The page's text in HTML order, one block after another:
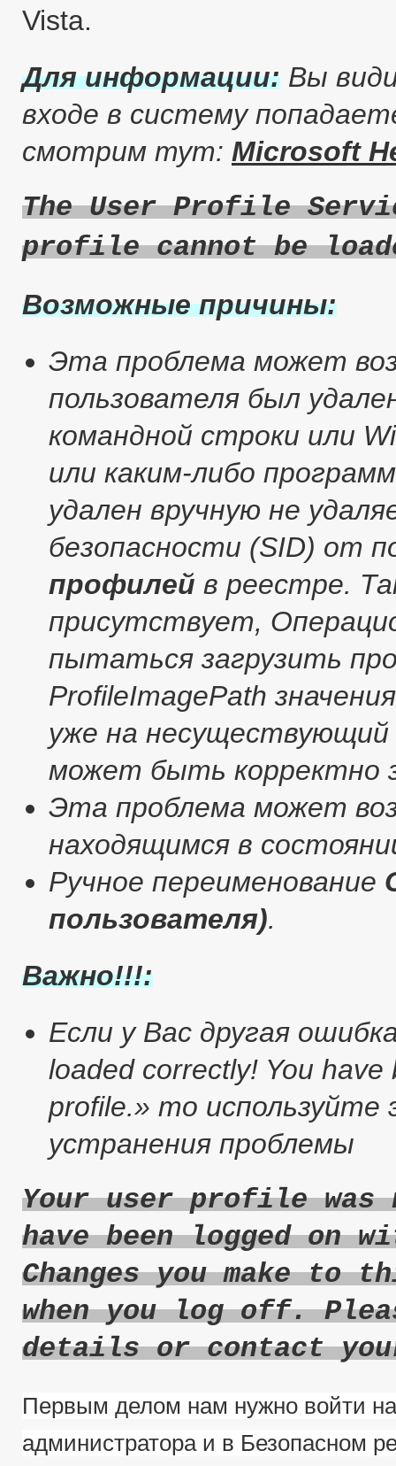
Vista.
Для информации: Вы
входе в систему
смотрим тут: Microsoft
The User Profile
profile cannot be
Возможные причины:
Эта проблема может
пользователя был
командной строки или
или каким-либо
удален вручную не
безопасности (SID) от
профилей в реестре.
присутствует,
пытаться загрузить
ProfileImagePath
уже на
может быть корректно
Эта проблема может
находящимся в
Ручное переименование
пользователя).
Важно!!!:
Если у Вас другая
loaded correctly! You
profile.» то
устранения проблемы
Your user profile was
have been logged on
Changes you make
when you log off.
details or contact
Первым делом нам нужно войти
администратора и в Безопасном